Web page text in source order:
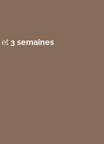
et 3 semaines